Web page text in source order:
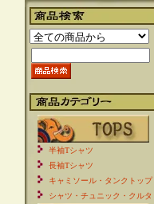
半袖Tシャツ
長袖Tシャツ
キャミソール・タンクトップ
シャツ・チュニック・クルタ